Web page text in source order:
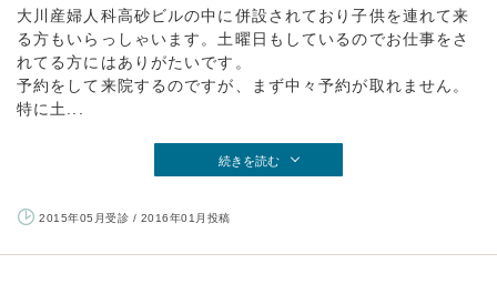
大川産婦人科高砂ビルの中に併設されており子供を連れて来
る方もいらっしゃいます。土曜日もしているのでお仕事をさ
れてる方にはありがたいです。
予約をして来院するのですが、まず中々予約が取れません。
特に土...
続きを読む
2015年05月受診 / 2016年01月投稿